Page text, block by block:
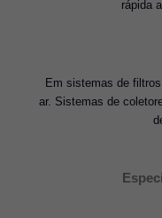
rápida
Em sistemas de
ar. Sistemas de